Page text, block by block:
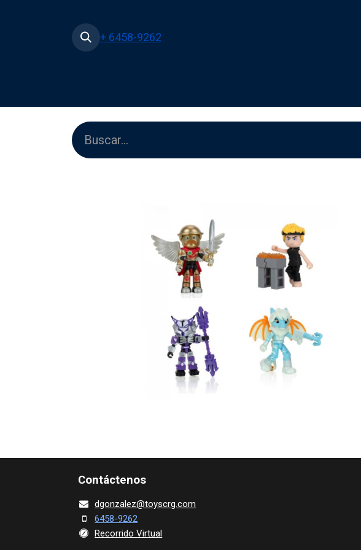
+ 6458-9262
Contácte​nos
dgonza​lez@toy​scrg.c​o​m
6458-9262
Recorrido Virtual